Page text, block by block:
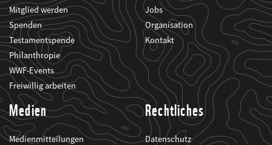
Mitglied werden
Spenden
Testamentspende
Philanthropie
WWF-Events
Freiwillig arbeiten
Jobs
Organisation
Kontakt
Medien
Medienmitteilungen
Rechtliches
Datenschutz